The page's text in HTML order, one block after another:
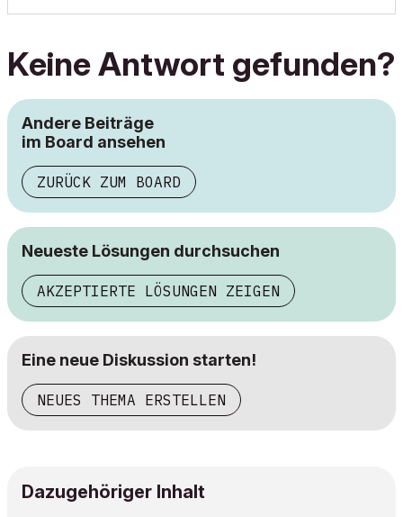
Keine Antwort gefunden?
Andere Beiträge
im Board ansehen
ZURÜCK ZUM BOARD
Neueste Lösungen durchsuchen
AKZEPTIERTE LÖSUNGEN ZEIGEN
Eine neue Diskussion starten!
NEUES THEMA ERSTELLEN
Dazugehöriger Inhalt